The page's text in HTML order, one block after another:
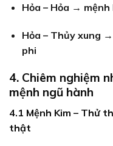
Hỏa – Hỏa →
Hỏa – Thủy xung
phi
4. Chiêm nghiệm
mệnh ngũ hành
4.1 Mệnh Kim – Thử
thật